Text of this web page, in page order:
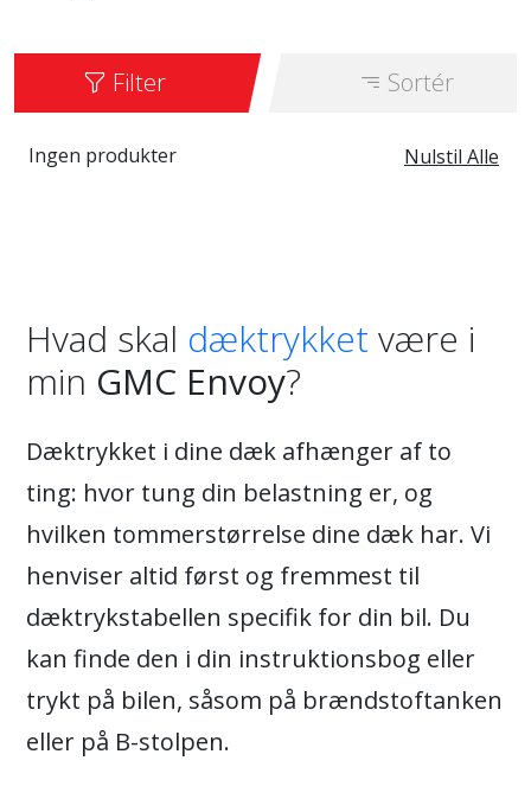
Filter Sortér
Nulstil Alle
Ingen produkter
Hvad skal dæktrykket være i
min GMC Envoy?
Dæktrykket i dine dæk afhænger af to
ting: hvor tung din belastning er, og
hvilken tommerstørrelse dine dæk har. Vi
henviser altid først og fremmest til
dæktrykstabellen specifik for din bil. Du
kan finde den i din instruktionsbog eller
trykt på bilen, såsom på brændstoftanken
eller på B-stolpen.